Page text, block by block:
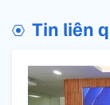
Tin liên